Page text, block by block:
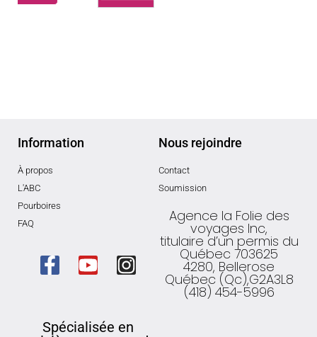
Information
À propos
L'ABC
Pourboires
FAQ
Nous rejoindre
Contact
Soumission
Agence la Folie des
voyages Inc,
titulaire d’un permis du
Québec 703625
4280, Bellerose
Québec (Qc),G2A3L8
(418) 454-5996
Spécialisée en